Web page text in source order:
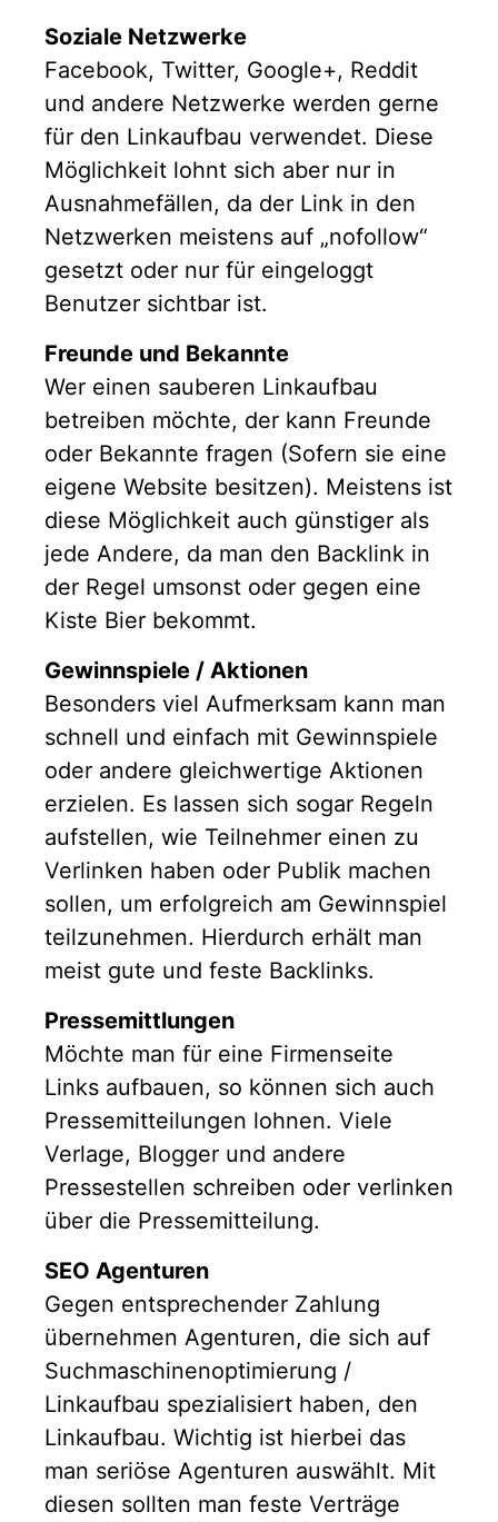
Soziale Netzwerke
Facebook, Twitter, Google+, Reddit
und andere Netzwerke werden gerne
für den Linkaufbau verwendet. Diese
Möglichkeit lohnt sich aber nur in
Ausnahmefällen, da der Link in den
Netzwerken meistens auf „nofollow“
gesetzt oder nur für eingeloggt
Benutzer sichtbar ist.
Freunde und Bekannte
Wer einen sauberen Linkaufbau
betreiben möchte, der kann Freunde
oder Bekannte fragen (Sofern sie eine
eigene Website besitzen). Meistens ist
diese Möglichkeit auch günstiger als
jede Andere, da man den Backlink in
der Regel umsonst oder gegen eine
Kiste Bier bekommt.
Gewinnspiele / Aktionen
Besonders viel Aufmerksam kann man
schnell und einfach mit Gewinnspiele
oder andere gleichwertige Aktionen
erzielen. Es lassen sich sogar Regeln
aufstellen, wie Teilnehmer einen zu
Verlinken haben oder Publik machen
sollen, um erfolgreich am Gewinnspiel
teilzunehmen. Hierdurch erhält man
meist gute und feste Backlinks.
Pressemittlungen
Möchte man für eine Firmenseite
Links aufbauen, so können sich auch
Pressemitteilungen lohnen. Viele
Verlage, Blogger und andere
Pressestellen schreiben oder verlinken
über die Pressemitteilung.
SEO Agenturen
Gegen entsprechender Zahlung
übernehmen Agenturen, die sich auf
Suchmaschinenoptimierung /
Linkaufbau spezialisiert haben, den
Linkaufbau. Wichtig ist hierbei das
man seriöse Agenturen auswählt. Mit
diesen sollten man feste Verträge